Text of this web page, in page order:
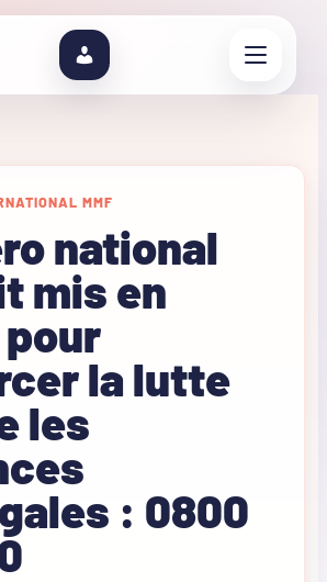
MMF
national
mis en
la lutte
les
: 0800